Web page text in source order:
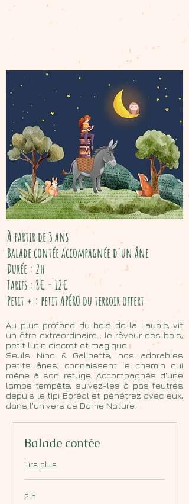
Balade contée
À partir de 3 ans
Balade contée accompagnée d'un âne
Durée : 2h
Tarifs : 8€ - 12€
Petit + : petit APÉRO du terroir offert
Au plus profond du bois de la Laubie, vit
un être extraordinaire : le rêveur des bois,
petit lutin discret et magique.
Seuls Nino & Galipette, nos adorables
petits ânes, connaissent le chemin qui
mène à son refuge. Accompagnés d'une
lampe tempête, suivez-les à pas feutrés
depuis le tipi Boréal et pénétrez avec eux,
dans l'univers de Dame Nature.
Balade contée
Lire plus
2 h